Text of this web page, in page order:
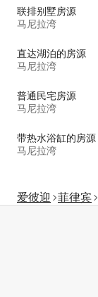
联排别墅房源
马尼拉湾
直达湖泊的房源
马尼拉湾
普通民宅房源
马尼拉湾
带热水浴缸的房源
马尼拉湾
爱彼迎 菲律宾